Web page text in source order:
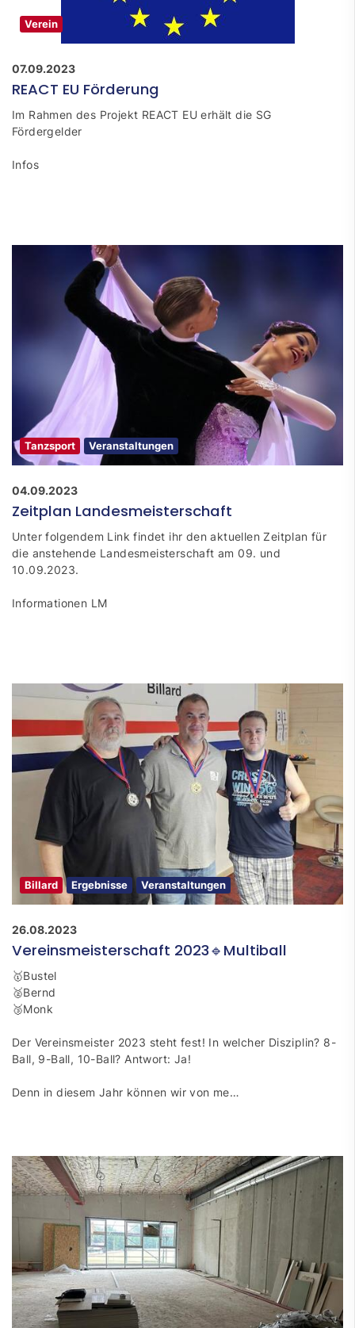
Verein
07.09.2023
REACT EU Förderung
Im Rahmen des Projekt REACT EU erhält die SG
Fördergelder
Infos
Tanzsport Veranstaltungen
04.09.2023
Zeitplan Landesmeisterschaft
Unter folgendem Link findet ihr den aktuellen Zeitplan für
die anstehende Landesmeisterschaft am 09. und
10.09.2023.
Informationen LM
Billard Ergebnisse Veranstaltungen
26.08.2023
Vereinsmeisterschaft 2023🔹Multiball
🥇Bustel
🥈Bernd
🥉Monk
Der Vereinsmeister 2023 steht fest! In welcher Disziplin? 8-
Ball, 9-Ball, 10-Ball? Antwort: Ja!
Denn in diesem Jahr können wir von me…